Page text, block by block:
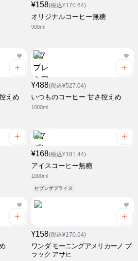
¥158(税込¥170.64)
オリジナルコーヒー無糖
900ml
えめ
¥488(税込¥527.04)
いつものコーヒー 甘さ控えめ
1000ml
¥168(税込¥181.44)
アイスコーヒー無糖
1000ml
セブンザプライス
¥158(税込¥170.64)
ワンダ モーニングアメリカーノ ブ
ラック アサヒ